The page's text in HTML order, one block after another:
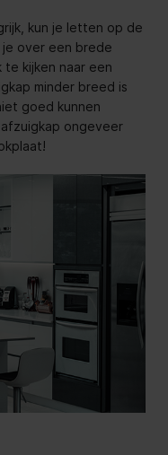
kun je letten op de
over een brede
kijken naar een
minder breed is
goed kunnen
ongeveer